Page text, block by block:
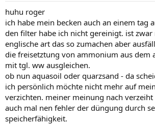
huhu roger
ich habe mein becken auch an einem tag
den filter habe ich nicht gereinigt. ist zwar
englische art das so zumachen aber
die freisetztung von ammonium aus dem
mit tgl. ww ausgleichen.
ob nun aquasoil oder quarzsand - da
ich persönlich möchte nicht mehr auf
verzichten. meiner meinung nach
auch mal nen fehler der düngung durch
speicherfähigkeit.